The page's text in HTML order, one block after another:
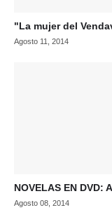
"La mujer del
Agosto 11, 2014
NOVELAS EN DVD:
Agosto 08, 2014